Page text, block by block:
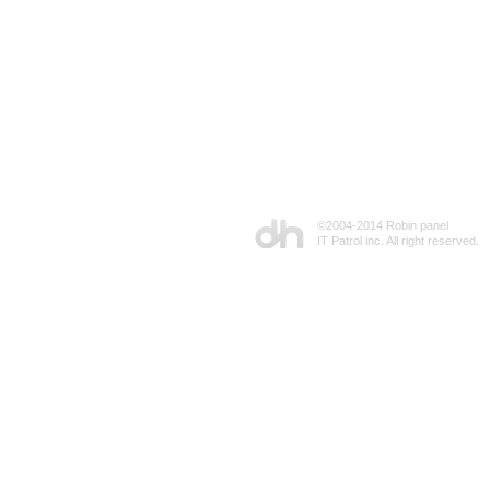
©2004-2014 Robin panel
IT Patrol inc. All right reserved.